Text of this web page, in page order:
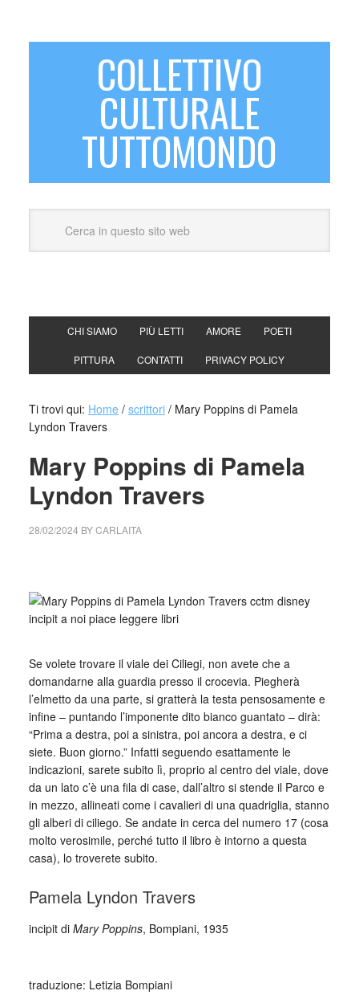
COLLETTIVO
CULTURALE
TUTTOMONDO
CHI SIAMO PIÙ LETTI AMORE POETI
PITTURA CONTATTI PRIVACY POLICY
Ti trovi qui: Home / scrittori /Mary Poppins di Pamela
Lyndon Travers
Mary Poppins di Pamela
Lyndon Travers
28/02/2024 BYCARLAITA
Se volete trovare il viale dei Ciliegi, non avete che a
domandarne alla guardia presso il crocevia. Piegherà
l’elmetto da una parte, si gratterà la testa pensosamente e
infine – puntando l’imponente dito bianco guantato – dirà:
“Prima a destra, poi a sinistra, poi ancora a destra, e ci
siete. Buon giorno.” Infatti seguendo esattamente le
indicazioni, sarete subito lì, proprio al centro del viale, dove
da un lato c’è una fila di case, dall’altro si stende il Parco e
in mezzo, allineati come i cavalieri di una quadriglia, stanno
gli alberi di ciliego. Se andate in cerca del numero 17 (cosa
molto verosimile, perché tutto il libro è intorno a questa
casa), lo troverete subito.
Pamela Lyndon Travers
incipit di Mary Poppins, Bompiani, 1935
traduzione: Letizia Bompiani